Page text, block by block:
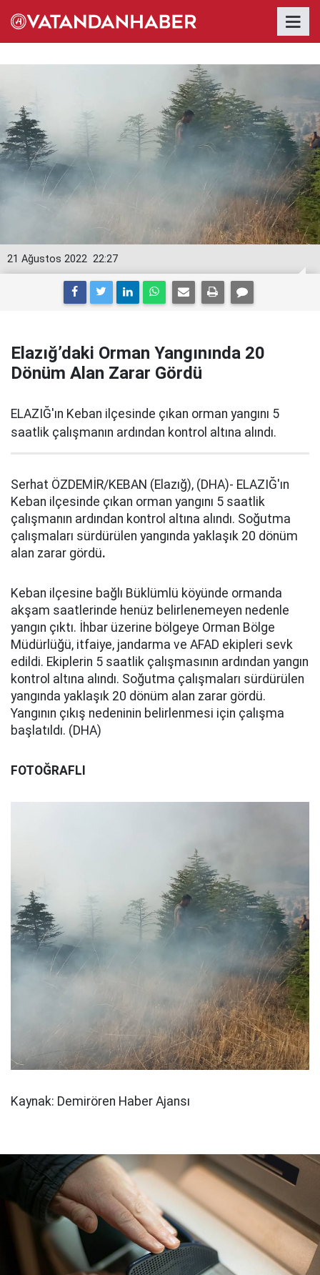
22:27
21 Ağustos 2022
Elazığ’daki Orman Yangınında 20
Dönüm Alan Zarar Gördü
ELAZIĞ'ın Keban ilçesinde çıkan orman yangını 5
saatlik çalışmanın ardından kontrol altına alındı.
Serhat ÖZDEMİR/KEBAN (Elazığ), (DHA)- ELAZIĞ'ın
Keban ilçesinde çıkan orman yangını 5 saatlik
çalışmanın ardından kontrol altına alındı. Soğutma
çalışmaları sürdürülen yangında yaklaşık 20 dönüm
alan zarar gördü.
Keban ilçesine bağlı Büklümlü köyünde ormanda
akşam saatlerinde henüz belirlenemeyen nedenle
yangın çıktı. İhbar üzerine bölgeye Orman Bölge
Müdürlüğü, itfaiye, jandarma ve AFAD ekipleri sevk
edildi. Ekiplerin 5 saatlik çalışmasının ardından yangın
kontrol altına alındı. Soğutma çalışmaları sürdürülen
yangında yaklaşık 20 dönüm alan zarar gördü.
Yangının çıkış nedeninin belirlenmesi için çalışma
başlatıldı. (DHA)
FOTOĞRAFLI
Kaynak: Demirören Haber Ajansı